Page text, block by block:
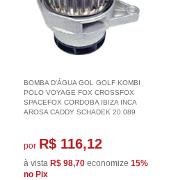
BOMBA D'ÁGUA GOL GOLF KOMBI
POLO VOYAGE FOX CROSSFOX
SPACEFOX CORDOBA IBIZA INCA
AROSA CADDY SCHADEK 20.089
por R$ 116,12
à vista R$ 98,70 economize 15%
no Pix